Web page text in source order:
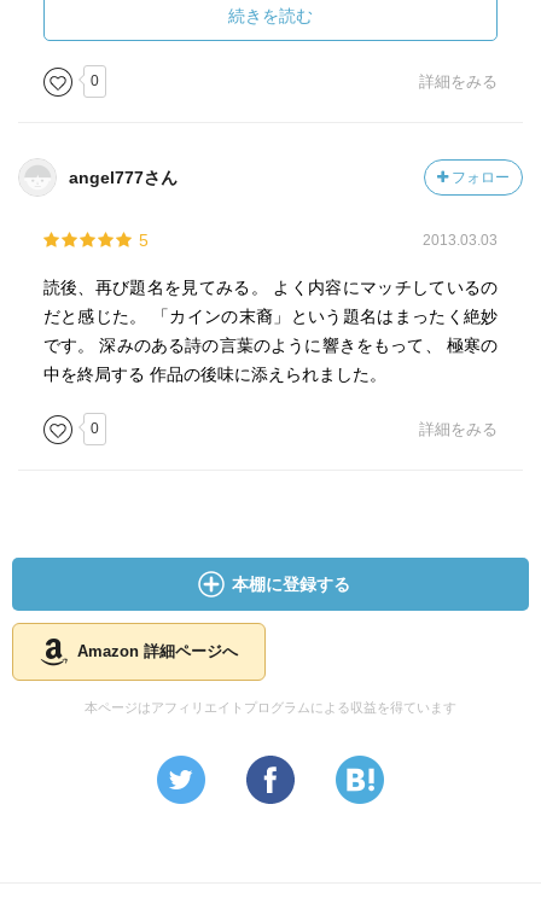
たたかさとか、手に負えない異端者を排除することのうす
ら寒さも感じます。
続きを読む
0 詳細をみる
angel777さん フォロー
5 2013.03.03
読後、再び題名を見てみる。 よく内容にマッチしているの
だと感じた。 「カインの末裔」という題名はまったく絶妙
です。 深みのある詩の言葉のように響きをもって、 極寒の
中を終局する 作品の後味に添えられました。
0 詳細をみる
本棚に登録する
Amazon 詳細ページへ
本ページはアフィリエイトプログラムによる収益を得ています